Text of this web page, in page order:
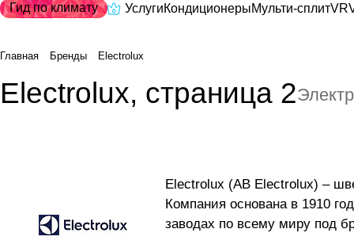
Гид по климату УслугиКондиционерыМульти-сплит
Главная Бренды Electrolux
Electrolux, страница 2
Electrolux (AB Electrolux) –
Компания основана в 1910
заводах по всему миру под